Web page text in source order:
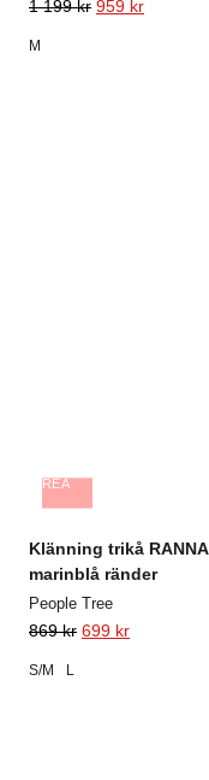
1 199kr 959 kr
M
REA
Klänning trikå RANNA
marinblå ränder
People Tree
869kr 699 kr
S/M L